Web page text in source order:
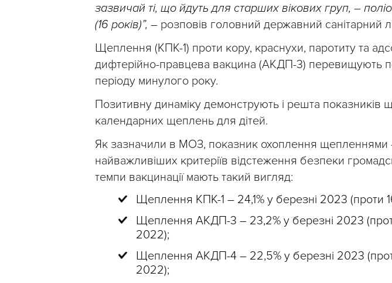
зазвичай ті, що йдуть для старших вікових груп, –
(16 років)”, – розповів головний державний санітарний
Щеплення (КПК-1) проти кору, краснухи, паротиту та
дифтерійно-правцева вакцина (АКДП-3) перевищують
періоду минулого року.
Позитивну динаміку демонструють і решта показників
календарних щеплень для дітей.
Як зазначили в МОЗ, показник охоплення щепленнями
найважливіших критеріїв відстеження безпеки
темпи вакцинації мають такий вигляд:
Щеплення КПК-1 – 24,1% у березні 2023 (проти
Щеплення АКДП-3 – 23,2% у березні 2023
2022);
Щеплення АКДП-4 – 22,5% у березні 2023
2022);